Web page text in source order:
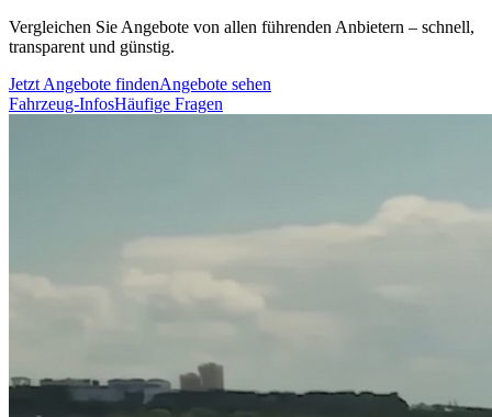
Vergleichen Sie Angebote von allen führenden Anbietern – schnell,
transparent und günstig.
Jetzt Angebote findenAngebote sehen
Fahrzeug-InfosHäufige Fragen